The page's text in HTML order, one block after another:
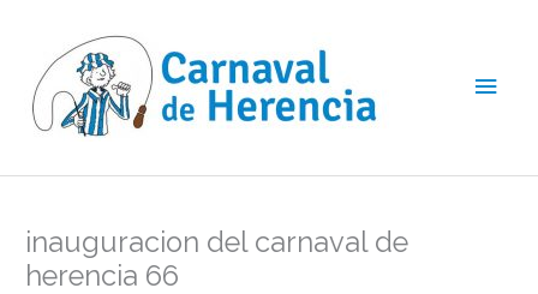
contenido
inauguracion del carnaval de
herencia 66